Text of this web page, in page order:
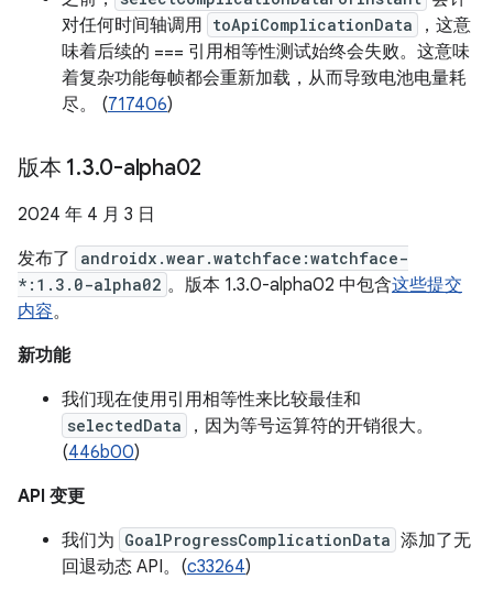
对任何时间轴调用 toApiComplicationData
，这意
味着后续的 === 引用相等性测试始终会失败。这意味
着复杂功能每帧都会重新加载，从而导致电池电量耗
尽。 (717406)
版本 1.3.0-alpha02
2024 年 4 月 3 日
发布了
androidx.wear.watchface:watchface-
*:1.3.0-alpha02 。版本 1.3.0-alpha02 中包含这些提交
内容。
新功能
我们现在使用引用相等性来比较最佳和
selectedData
，因为等号运算符的开销很大。
(446b00)
API 变更
我们为 GoalProgressComplicationData 添加了无
回退动态 API。(c33264)